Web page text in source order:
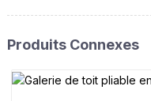
Produits Connexes